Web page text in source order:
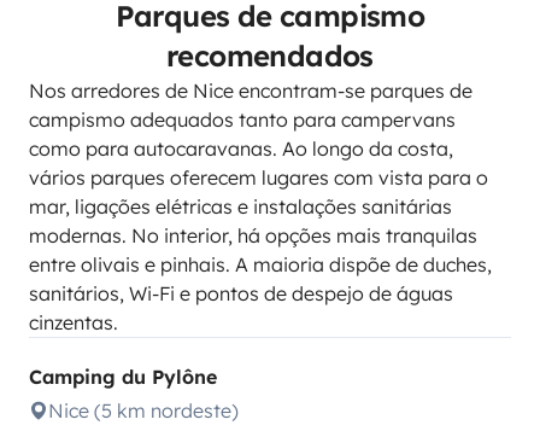
Parques de campismo
recomendados
Nos arredores de Nice encontram-se parques de
campismo adequados tanto para campervans
como para autocaravanas. Ao longo da costa,
vários parques oferecem lugares com vista para o
mar, ligações elétricas e instalações sanitárias
modernas. No interior, há opções mais tranquilas
entre olivais e pinhais. A maioria dispõe de duches,
sanitários, Wi-Fi e pontos de despejo de águas
cinzentas.
Camping du Pylône
Nice (5 km nordeste)